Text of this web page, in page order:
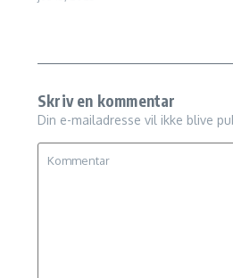
Skriv en kommentar
Din e-mailadresse vil ikke blive